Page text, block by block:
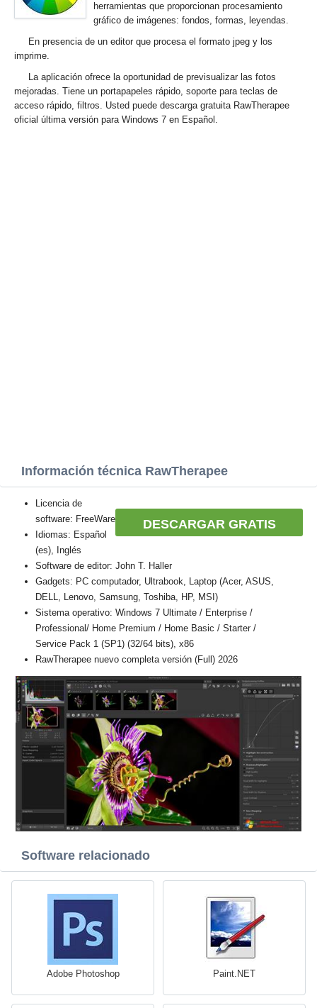
herramientas que proporcionan procesamiento
gráfico de imágenes: fondos, formas, leyendas.
En presencia de un editor que procesa el formato jpeg y los
imprime.
La aplicación ofrece la oportunidad de previsualizar las fotos
mejoradas. Tiene un portapapeles rápido, soporte para teclas de
acceso rápido, filtros. Usted puede descarga gratuita RawTherapee
oficial última versión para Windows 7 en Español.
Información técnica RawTherapee
DESCARGAR GRATIS
Licencia de
software: FreeWare
Idiomas: Español
(es), Inglés
Software de editor: John T. Haller
Gadgets: PC computador, Ultrabook, Laptop (Acer, ASUS,
DELL, Lenovo, Samsung, Toshiba, HP, MSI)
Sistema operativo: Windows 7 Ultimate / Enterprise /
Professional/ Home Premium / Home Basic / Starter /
Service Pack 1 (SP1) (32/64 bits), x86
RawTherapee nuevo completa versión (Full) 2026
Software relacionado
Adobe Photoshop Paint.NET